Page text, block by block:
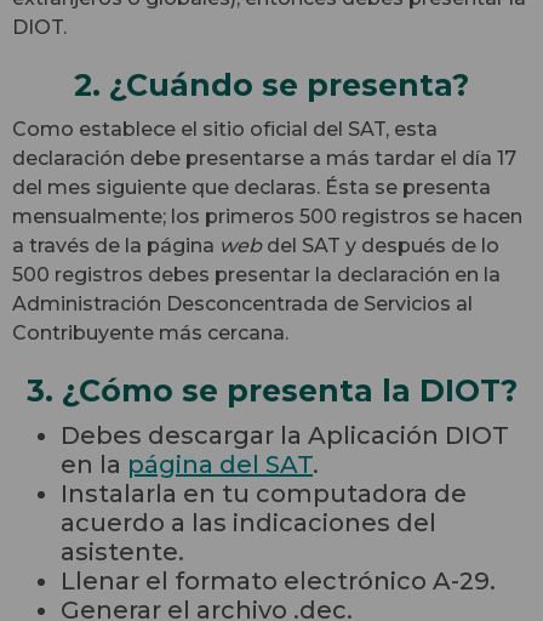
DIOT.
2. ¿Cuándo se presenta?
Como establece el sitio oficial del SAT, esta
declaración debe presentarse a más tardar el día 17
del mes siguiente que declaras. Ésta se presenta
mensualmente; los primeros 500 registros se hacen
a través de la página webdel SAT y después de lo
500 registros debes presentar la declaración en la
Administración Desconcentrada de Servicios al
Contribuyente más cercana.
3. ¿Cómo se presenta la DIOT?
Debes descargar la Aplicación DIOT
en la página del SAT.
Instalarla en tu computadora de
acuerdo a las indicaciones del
asistente.
Llenar el formato electrónico A-29.
Generar el archivo .dec.